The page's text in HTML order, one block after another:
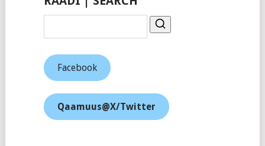
Facebook
Qaamuus@X/Twitter